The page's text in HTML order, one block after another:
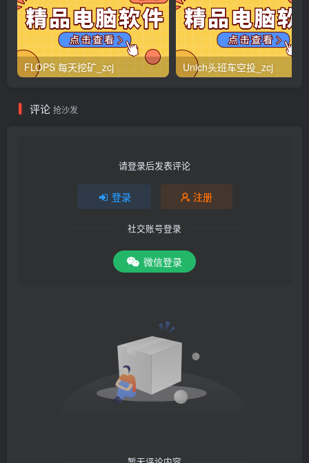
FLOPS 每天挖矿_zcj Unich头班车空投_zcj
评论 抢沙发
请登录后发表评论
登录 注册
社交账号登录
微信登录